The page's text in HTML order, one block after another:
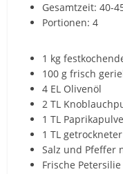
Gesamtzeit: 40-
Portionen: 4
1 kg
100 g frisch
4 EL Olivenöl
2 TL
1 TL
1 TL
Salz und Pfeffer
Frische